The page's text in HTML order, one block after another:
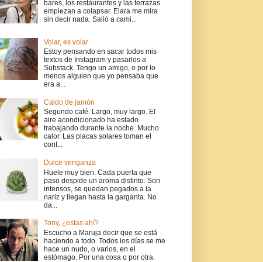
bares, los restaurantes y las terrazas
empiezan a colapsar. Elara me mira
sin decir nada. Salió a cami...
Volar, es volar
Estoy pensando en sacar todos mis
textos de Instagram y pasarlos a
Substack. Tengo un amigo, o por lo
menos alguien que yo pensaba que
era a...
Caldo de jamón
Segundo café. Largo, muy largo. El
aire acondicionado ha estado
trabajando durante la noche. Mucho
calor. Las placas solares toman el
cont...
Dulce venganza
Huele muy bien. Cada puerta que
paso despide un aroma distinto. Son
intensos, se quedan pegados a la
nariz y llegan hasta la garganta. No
da...
Tony, ¿estas ahí?
Escucho a Maruja decir que se está
haciendo a todo. Todos los días se me
hace un nudo, o varios, en el
estómago. Por una cosa o por otra.